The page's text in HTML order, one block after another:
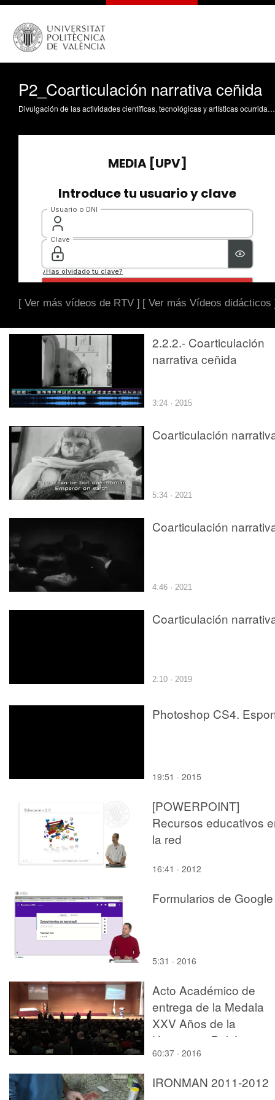
P2_Coarticulación narrativa ceñida
Divulgación de las actividades científicas, tecnológicas y artísticas ocurridas en los tres campus de la UPV
[ Ver más vídeos de RTV ] [ Ver más Vídeos didácticos
2.2.2.- Coarticulación
narrativa ceñida
3:24 · 2015
Coarticulación
5:34 · 2021
Coarticulación
4:46 · 2021
Coarticulación
2:10 · 2019
Photoshop CS4.
19:51 · 2015
[POWERPOINT]
Recursos educativos
la red
16:41 · 2012
Formularios de Google
5:31 · 2016
Acto Académico de
entrega de la Medala
XXV Años de la
Universitat Politècnica
València y de
personal jubilado
60:37 · 2016
IRONMAN 2011-2012